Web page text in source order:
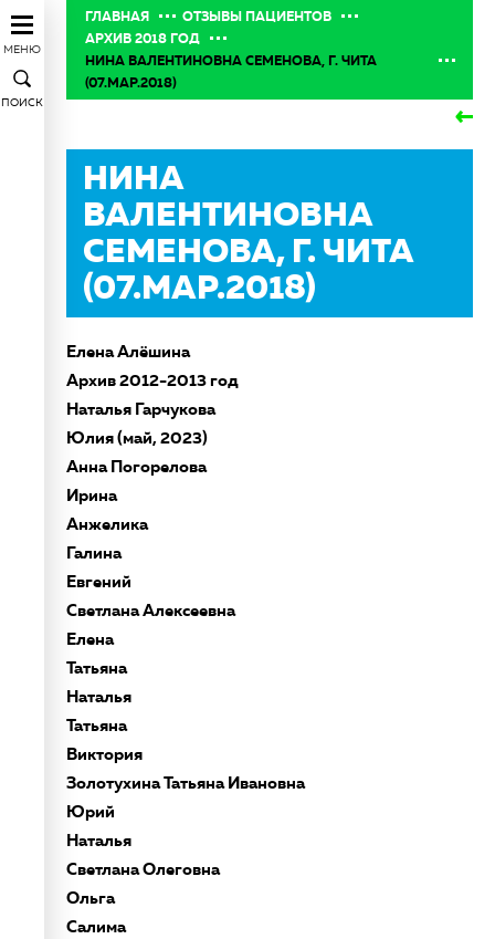
МЕНЮ
ПОИСК
ГЛАВНАЯ
ОТЗЫВЫ ПАЦИЕНТОВ
АРХИВ 2018 ГОД
НИНА ВАЛЕНТИНОВНА СЕМЕНОВА, Г. ЧИТА
(07.МАР.2018)
НИНА
ВАЛЕНТИНОВНА
СЕМЕНОВА, Г. ЧИТА
(07.МАР.2018)
Елена Алёшина
Архив 2012-2013 год
Наталья Гарчукова
Юлия (май, 2023)
Анна Погорелова
Ирина
Анжелика
Галина
Евгений
Светлана Алексеевна
Елена
Татьяна
Наталья
Татьяна
Виктория
Золотухина Татьяна Ивановна
Юрий
Наталья
Светлана Олеговна
Ольга
Салима